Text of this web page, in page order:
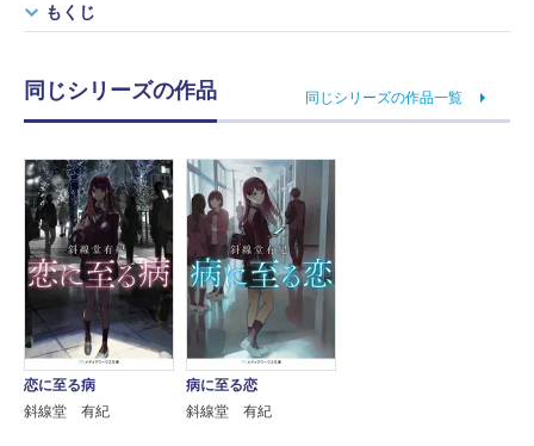
もくじ
同じシリーズの作品 同じシリーズの作品一覧
恋に至る病
斜線堂 有紀
病に至る恋
斜線堂 有紀